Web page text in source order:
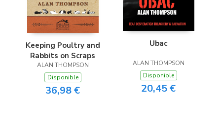
Keeping Poultry and
Rabbits on Scraps
ALAN THOMPSON
Disponible
36,98 €
Ubac
ALAN THOMPSON
Disponible
20,45 €